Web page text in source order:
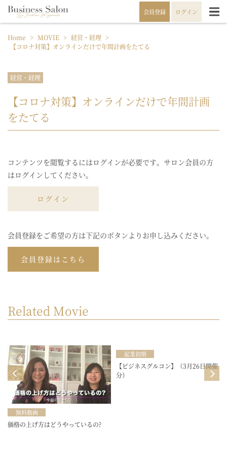
会員登録 ログイン
Home > MOVIE > 経営・経理 >
【コロナ対策】オンラインだけで年間計画をたてる
経営・経理
【コロナ対策】オンラインだけで年間計画
をたてる
コンテンツを閲覧するにはログインが必要です。サロン会員の方
はログインしてください。
ログイン
会員登録をご希望の方は下記のボタンよりお申し込みください。
会員登録はこちら
Related Movie
無料動画
価格の上げ方はどうやっているの?
起業初期
【ビジネスグルコン】（3月26日開催
分）